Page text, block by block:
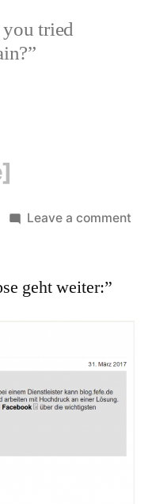
you tried
Leave a comment
geht weiter:”